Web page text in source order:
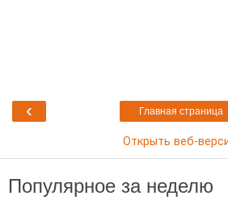
‹ Главная страница
Открыть веб-
Популярное за неделю